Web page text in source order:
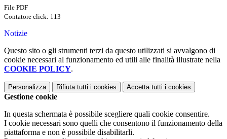
File PDF
Contatore click: 113
Notizie
Questo sito o gli strumenti terzi da questo utilizzati si avvalgono di
cookie necessari al funzionamento ed utili alle finalità illustrate nella
COOKIE POLICY.
Personalizza Rifiuta tutti i cookies Accetta tutti i cookies
Gestione cookie
In questa schermata è possibile scegliere quali cookie consentire.
I cookie necessari sono quelli che consentono il funzionamento della
piattaforma e non è possibile disabilitarli.